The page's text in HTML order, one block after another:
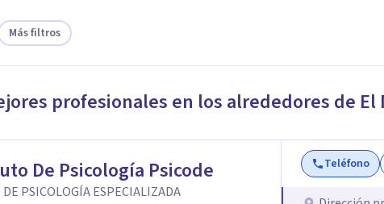
Más filtros
profesionales en los alrededores de El
De Psicología Psicode
DE PSICOLOGÍA ESPECIALIZADA
Teléfono